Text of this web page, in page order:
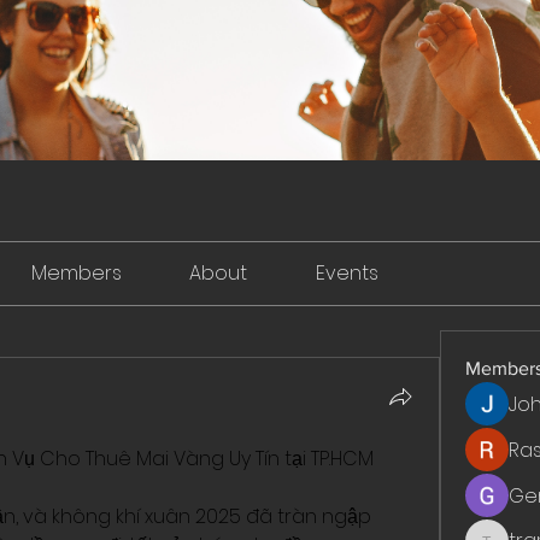
Members About Events
Cho Thuê Mai Vàng Uy Tín tại TP.HCM
và không khí xuân 2025 đã tràn ngập